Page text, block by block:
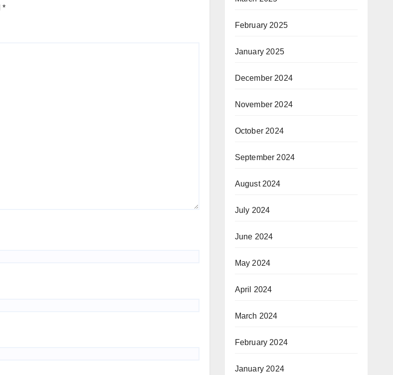
*
February 2025
January 2025
December 2024
November 2024
October 2024
September 2024
August 2024
July 2024
June 2024
May 2024
April 2024
March 2024
February 2024
January 2024